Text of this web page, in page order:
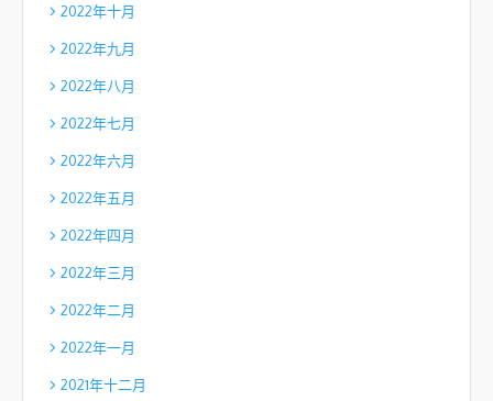
2022年十月
2022年九月
2022年八月
2022年七月
2022年六月
2022年五月
2022年四月
2022年三月
2022年二月
2022年一月
2021年十二月